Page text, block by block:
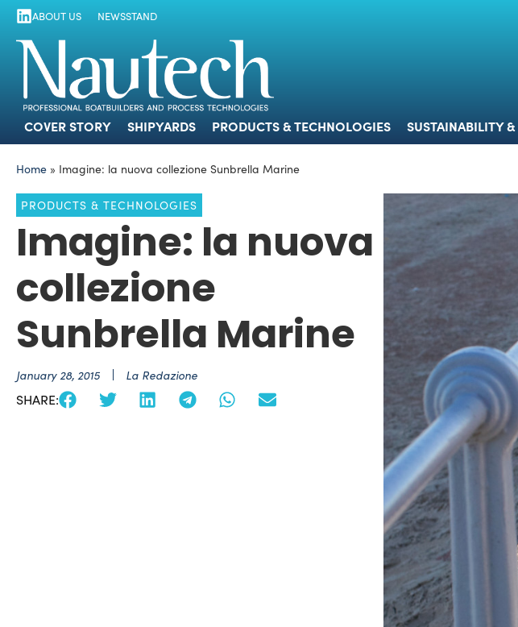
COVER STORY
ABOUT US NEWSSTAND
COVER STORY SHIPYARDS PRODUCTS & TECHNOLOGIES SUSTAINABILITY
Home » Imagine: la nuova collezione Sunbrella Marine
PRODUCTS & TECHNOLOGIES
Imagine: la nuova
collezione
Sunbrella Marine
January 28, 2015 La Redazione
SHARE: